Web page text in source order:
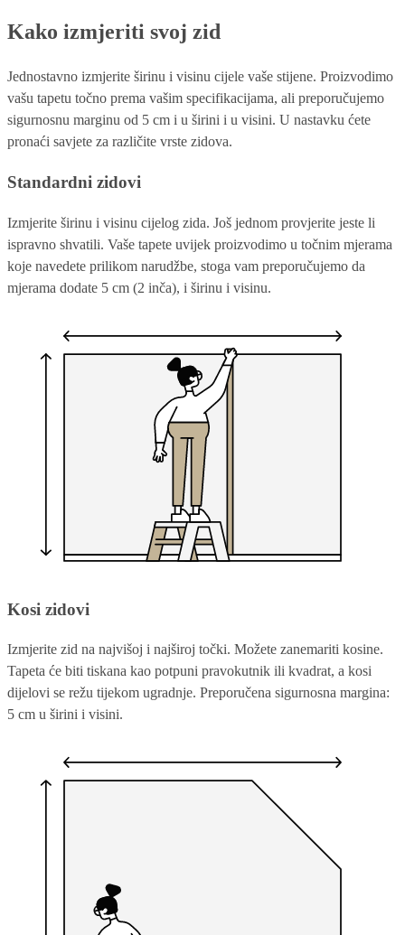
Kako izmjeriti svoj zid
Jednostavno izmjerite širinu i visinu cijele vaše stijene. Proizvodimo
vašu tapetu točno prema vašim specifikacijama, ali preporučujemo
sigurnosnu marginu od 5 cm i u širini i u visini. U nastavku ćete
pronaći savjete za različite vrste zidova.
Standardni zidovi
Izmjerite širinu i visinu cijelog zida. Još jednom provjerite jeste li
ispravno shvatili. Vaše tapete uvijek proizvodimo u točnim mjerama
koje navedete prilikom narudžbe, stoga vam preporučujemo da
mjerama dodate 5 cm (2 inča), i širinu i visinu.
Kosi zidovi
Izmjerite zid na najvišoj i najširoj točki. Možete zanemariti kosine.
Tapeta će biti tiskana kao potpuni pravokutnik ili kvadrat, a kosi
dijelovi se režu tijekom ugradnje. Preporučena sigurnosna margina:
5 cm u širini i visini.